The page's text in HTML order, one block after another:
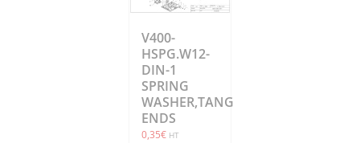
V400-
HSPG.W12-
DIN-1
SPRING
WASHER,TANG
ENDS
0,35€ HT